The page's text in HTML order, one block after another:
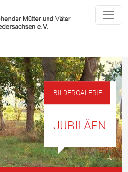
BILDERGALERIE
JUBILÄEN